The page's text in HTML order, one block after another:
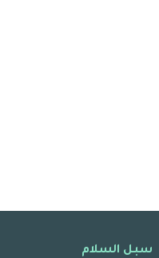
سبل السلام